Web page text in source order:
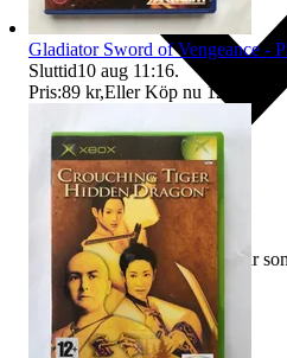
Ersättning om varan inte är
Gladiator Sword of Vengeance -
Sluttid10 aug 11:16.
Pris:89 kr,Eller Köp nu 129 kr